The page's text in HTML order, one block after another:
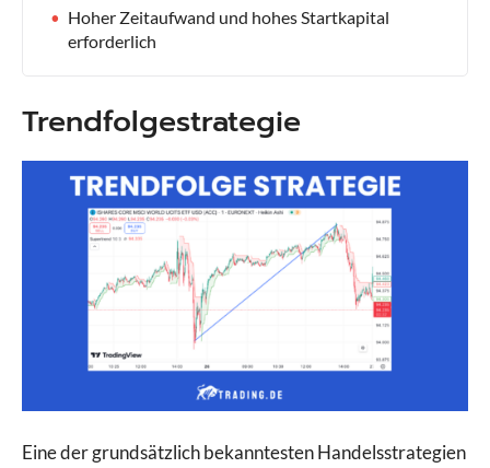
Hoher Zeitaufwand und hohes Startkapital
erforderlich
Trendfolgestrategie
Eine der grundsätzlich bekanntesten Handelsstrategien